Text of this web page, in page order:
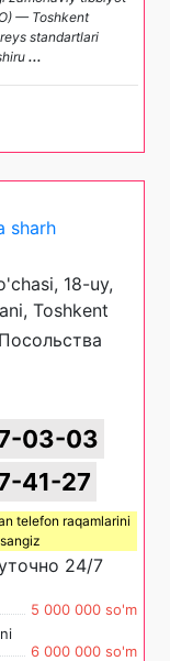
— Toshkent
standartlari
...
sharh
18-uy,
Toshkent
03-03
41-27
telefon raqamlarini
24/7
5 000 000 so'm
6 000 000 so'm